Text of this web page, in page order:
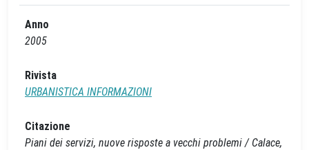
Anno
2005
Rivista
URBANISTICA INFORMAZIONI
Citazione
Piani dei servizi, nuove risposte a vecchi problemi / Calace,